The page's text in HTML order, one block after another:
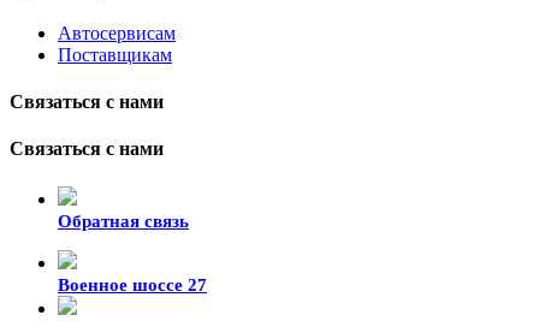
Автосервисам
Поставщикам
Связаться с нами
Связаться с нами
Обратная связь
Военное шоссе 27